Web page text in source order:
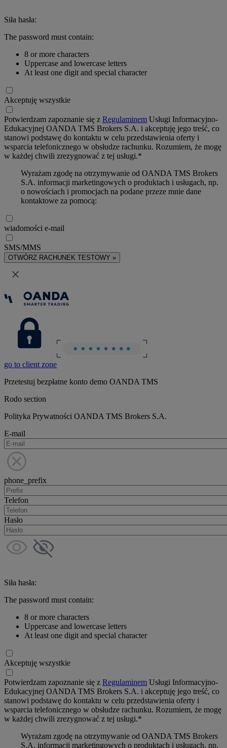
Siła hasła:
The password must contain:
8 or more characters
Uppercase and lowercase letters
At least one digit and special character
Akceptuję wszystkie
Potwierdzam zapoznanie się z Regulaminem Usługi Informacyjno-
Edukacyjnej OANDA TMS Brokers S.A. i akceptuję jego treść, co
stanowi podstawę do kontaktu w celu przedstawienia oferty i
wsparcia telefonicznego w obsłudze rachunku. Rozumiem, że mogę
w każdej chwili zrezygnować z tej usługi.*
Wyrażam zgodę na otrzymywanie od OANDA TMS Brokers
S.A. informacji marketingowych o produktach i usługach, np.
o nowościach i promocjach na podane przeze mnie dane
kontaktowe za pomocą:
wiadomości e-mail
SMS/MMS
OTWÓRZ RACHUNEK TESTOWY »
go to client zone
Przetestuj bezpłatne konto demo OANDA TMS
Rodo section
Polityka Prywatności OANDA TMS Brokers S.A.
E-mail
phone_prefix
Telefon
Hasło
Siła hasła:
The password must contain:
8 or more characters
Uppercase and lowercase letters
At least one digit and special character
Akceptuję wszystkie
Potwierdzam zapoznanie się z Regulaminem Usługi Informacyjno-
Edukacyjnej OANDA TMS Brokers S.A. i akceptuję jego treść, co
stanowi podstawę do kontaktu w celu przedstawienia oferty i
wsparcia telefonicznego w obsłudze rachunku. Rozumiem, że mogę
w każdej chwili zrezygnować z tej usługi.*
Wyrażam zgodę na otrzymywanie od OANDA TMS Brokers
S.A. informacji marketingowych o produktach i usługach, np.